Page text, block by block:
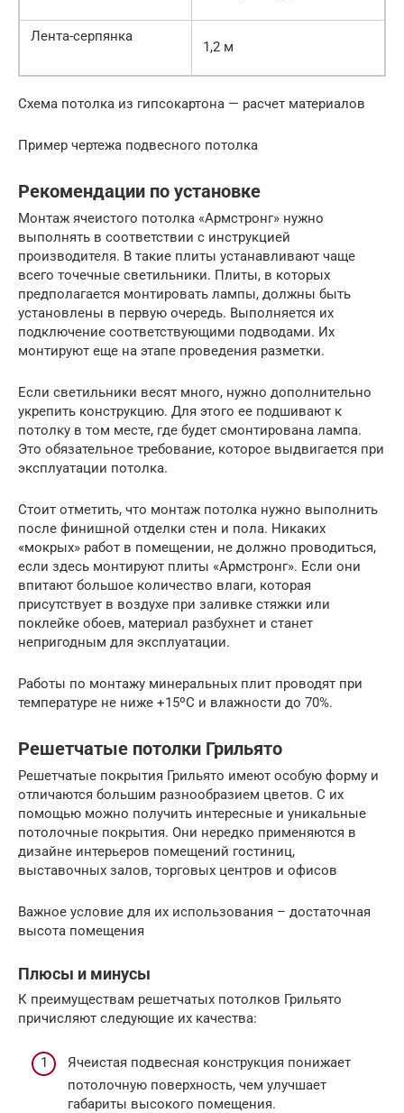
Лента-серпянка
1,2 м
Схема потолка из гипсокартона — расчет материалов
Пример чертежа подвесного потолка
Рекомендации по установке
Монтаж ячеистого потолка «Армстронг» нужно
выполнять в соответствии с инструкцией
производителя. В такие плиты устанавливают чаще
всего точечные светильники. Плиты, в которых
предполагается монтировать лампы, должны быть
установлены в первую очередь. Выполняется их
подключение соответствующими подводами. Их
монтируют еще на этапе проведения разметки.
Если светильники весят много, нужно дополнительно
укрепить конструкцию. Для этого ее подшивают к
потолку в том месте, где будет смонтирована лампа.
Это обязательное требование, которое выдвигается при
эксплуатации потолка.
Стоит отметить, что монтаж потолка нужно выполнить
после финишной отделки стен и пола. Никаких
«мокрых» работ в помещении, не должно проводиться,
если здесь монтируют плиты «Армстронг». Если они
впитают большое количество влаги, которая
присутствует в воздухе при заливке стяжки или
поклейке обоев, материал разбухнет и станет
непригодным для эксплуатации.
Работы по монтажу минеральных плит проводят при
температуре не ниже +15ºС и влажности до 70%.
Решетчатые потолки Грильято
Решетчатые покрытия Грильято имеют особую форму и
отличаются большим разнообразием цветов. С их
помощью можно получить интересные и уникальные
потолочные покрытия. Они нередко применяются в
дизайне интерьеров помещений гостиниц,
выставочных залов, торговых центров и офисов
Важное условие для их использования – достаточная
высота помещения
Плюсы и минусы
К преимуществам решетчатых потолков Грильято
причисляют следующие их качества:
Ячеистая подвесная конструкция понижает
потолочную поверхность, чем улучшает
габариты высокого помещения.